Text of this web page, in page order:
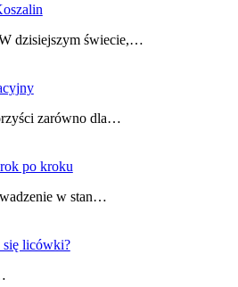
W dzisiejszym świecie,…
zarówno dla…
po kroku
w stan…
się licówki?